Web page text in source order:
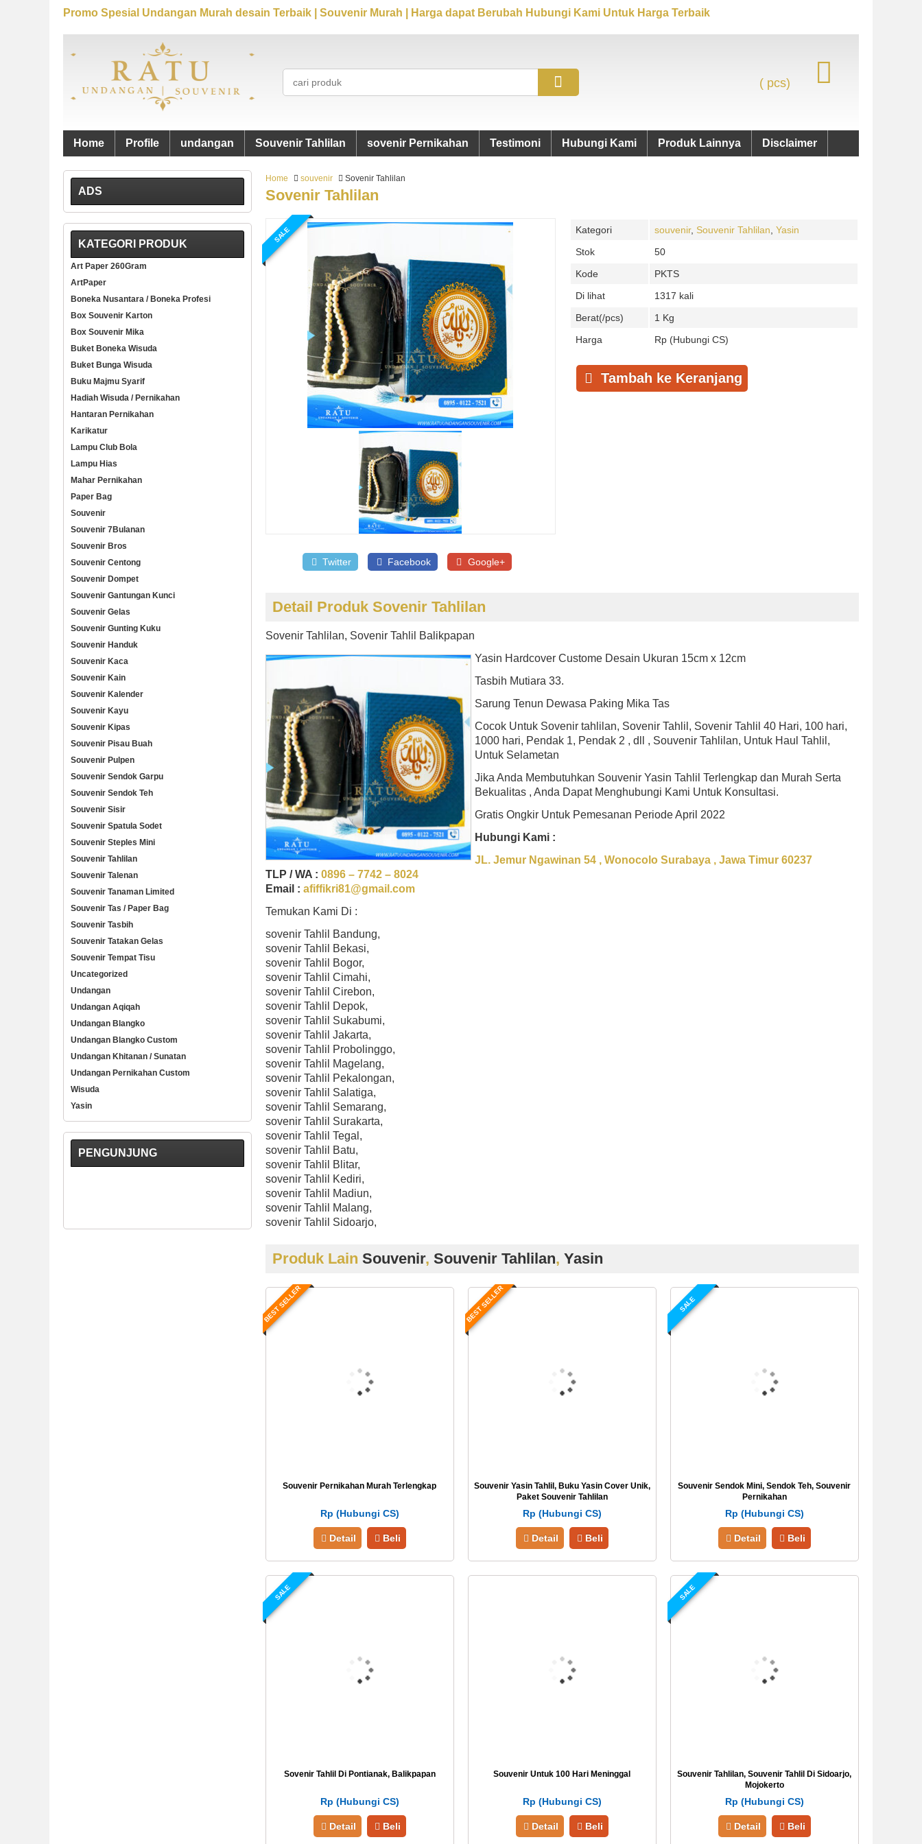
Promo Spesial Undangan Murah desain Terbaik | Souvenir Murah | Harga dapat Berubah Hubungi Kami Untuk Harga Terbaik
(pcs)
Home Profile undangan Souvenir Tahlilan sovenir Pernikahan Testimoni Hubungi Kami Produk Lainnya Disclaimer
Home souvenir Sovenir Tahlilan
Sovenir Tahlilan
SALE
Twitter Facebook Google+
Kategori souvenir, Souvenir Tahlilan Yasin
Stok
50
Kode
PKTS
Di lihat
1317 kali
Berat(/pcs)
1 Kg
Harga
Rp (Hubungi CS)
Tambah ke Keranjang
Detail Produk Sovenir Tahlilan
Sovenir Tahlilan, Sovenir Tahlil Balikpapan
Yasin Hardcover Custome Desain Ukuran 15cm x 12cm
Tasbih Mutiara 33.
Sarung Tenun Dewasa Paking Mika Tas
Cocok Untuk Sovenir tahlilan, Sovenir Tahlil, Sovenir Tahlil 40 Hari, 100 hari,
1000 hari, Pendak 1, Pendak 2 , dll , Souvenir Tahlilan, Untuk Haul Tahlil,
Untuk Selametan
Jika Anda Membutuhkan Souvenir Yasin Tahlil Terlengkap dan Murah Serta
Bekualitas , Anda Dapat Menghubungi Kami Untuk Konsultasi.
Gratis Ongkir Untuk Pemesanan Periode April 2022
Hubungi Kami :
JL. Jemur Ngawinan 54 , Wonocolo Surabaya , Jawa Timur 60237
TLP / WA : 0896 – 7742 – 8024
Email : afiffikri81@gmail.com
Temukan Kami Di :
sovenir Tahlil Bandung,
sovenir Tahlil Bekasi,
sovenir Tahlil Bogor,
sovenir Tahlil Cimahi,
sovenir Tahlil Cirebon,
sovenir Tahlil Depok,
sovenir Tahlil Sukabumi,
sovenir Tahlil Jakarta,
sovenir Tahlil Probolinggo,
sovenir Tahlil Magelang,
sovenir Tahlil Pekalongan,
sovenir Tahlil Salatiga,
sovenir Tahlil Semarang,
sovenir Tahlil Surakarta,
sovenir Tahlil Tegal,
sovenir Tahlil Batu,
sovenir Tahlil Blitar,
sovenir Tahlil Kediri,
sovenir Tahlil Madiun,
sovenir Tahlil Malang,
sovenir Tahlil Sidoarjo,
Produk Lain Souvenir, Souvenir Tahlilan, Yasin
BEST SELLER
Souvenir Pernikahan Murah Terlengkap
Rp (Hubungi CS)
Detail Beli
BEST SELLER
Souvenir Yasin Tahlil, Buku Yasin Cover Unik,
Paket Souvenir Tahlilan
Rp (Hubungi CS)
Detail Beli
SALE
Souvenir Sendok Mini, Sendok Teh, Souvenir
Pernikahan
Rp (Hubungi CS)
Detail Beli
SALE
Sovenir Tahlil Di Pontianak, Balikpapan
Rp (Hubungi CS)
Detail Beli
Souvenir Untuk 100 Hari Meninggal
Rp (Hubungi CS)
Detail Beli
SALE
Souvenir Tahlilan, Souvenir Tahlil Di Sidoarjo,
Mojokerto
Rp (Hubungi CS)
Detail Beli
ADS
KATEGORI PRODUK
Art Paper 260Gram
ArtPaper
Boneka Nusantara / Boneka Profesi
Box Souvenir Karton
Box Souvenir Mika
Buket Boneka Wisuda
Buket Bunga Wisuda
Buku Majmu Syarif
Hadiah Wisuda / Pernikahan
Hantaran Pernikahan
Karikatur
Lampu Club Bola
Lampu Hias
Mahar Pernikahan
Paper Bag
Souvenir
Souvenir 7Bulanan
Souvenir Bros
Souvenir Centong
Souvenir Dompet
Souvenir Gantungan Kunci
Souvenir Gelas
Souvenir Gunting Kuku
Souvenir Handuk
Souvenir Kaca
Souvenir Kain
Souvenir Kalender
Souvenir Kayu
Souvenir Kipas
Souvenir Pisau Buah
Souvenir Pulpen
Souvenir Sendok Garpu
Souvenir Sendok Teh
Souvenir Sisir
Souvenir Spatula Sodet
Souvenir Steples Mini
Souvenir Tahlilan
Souvenir Talenan
Souvenir Tanaman Limited
Souvenir Tas / Paper Bag
Souvenir Tasbih
Souvenir Tatakan Gelas
Souvenir Tempat Tisu
Uncategorized
Undangan
Undangan Aqiqah
Undangan Blangko
Undangan Blangko Custom
Undangan Khitanan / Sunatan
Undangan Pernikahan Custom
Wisuda
Yasin
PENGUNJUNG